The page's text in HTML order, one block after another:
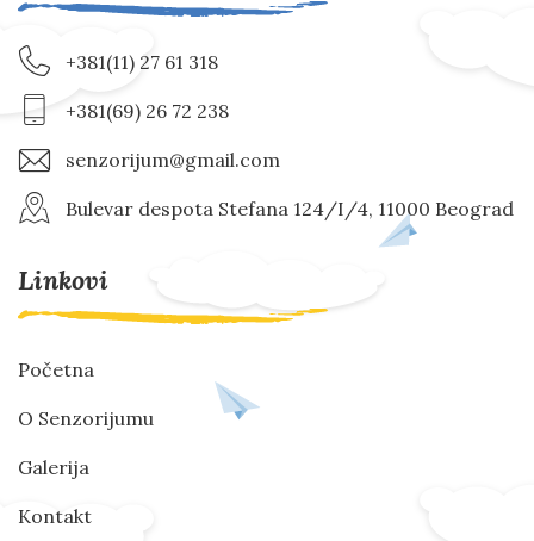
+381(11) 27 61 318
+381(69) 26 72 238
senzorijum@gmail.com
Bulevar despota Stefana 124/I/4, 11000 Beograd
Linkovi
Početna
O Senzorijumu
Galerija
Kontakt